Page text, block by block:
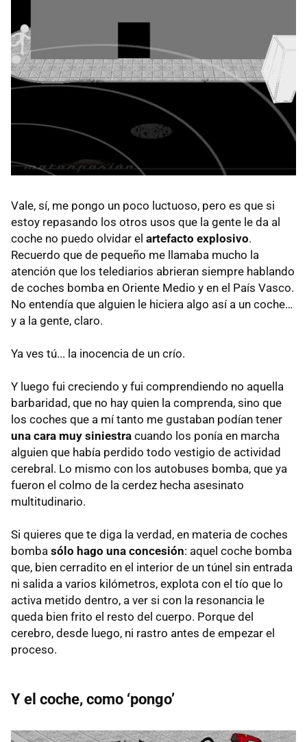
Vale, sí, me pongo un poco luctuoso, pero es que si
estoy repasando los otros usos que la gente le da al
coche no puedo olvidar el artefacto explosivo.
Recuerdo que de pequeño me llamaba mucho la
atención que los telediarios abrieran siempre hablando
de coches bomba en Oriente Medio y en el País Vasco.
No entendía que alguien le hiciera algo así a un coche…
y a la gente, claro.
Ya ves tú... la inocencia de un crío.
Y luego fui creciendo y fui comprendiendo no aquella
barbaridad, que no hay quien la comprenda, sino que
los coches que a mí tanto me gustaban podían tener
una cara muy siniestra cuando los ponía en marcha
alguien que había perdido todo vestigio de actividad
cerebral. Lo mismo con los autobuses bomba, que ya
fueron el colmo de la cerdez hecha asesinato
multitudinario.
Si quieres que te diga la verdad, en materia de coches
bomba sólo hago una concesión: aquel coche bomba
que, bien cerradito en el interior de un túnel sin entrada
ni salida a varios kilómetros, explota con el tío que lo
activa metido dentro, a ver si con la resonancia le
queda bien frito el resto del cuerpo. Porque del
cerebro, desde luego, ni rastro antes de empezar el
proceso.
Y el coche, como ‘pongo’